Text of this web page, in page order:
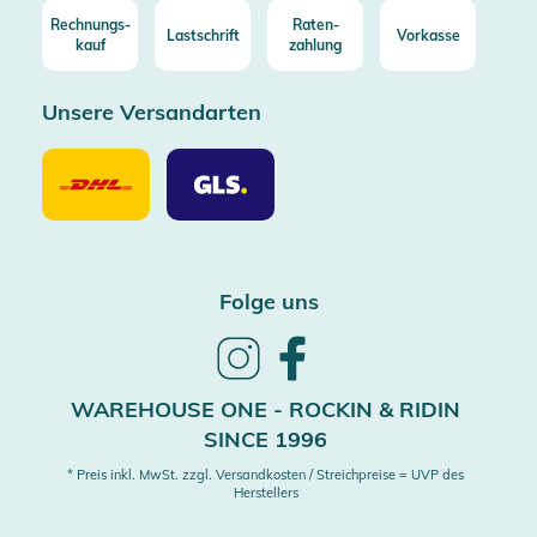
Rechnungs-
kauf
Lastschrift
Raten-
zahlung
Vorkasse
Unsere Versandarten
Unsere
Versandarten
DHL
Unsere
Versandarten
GLS
Folge uns
Follow
InstagramFacebook
WAREHOUSE ONE - ROCKIN & RIDIN
SINCE 1996
* Preis inkl. MwSt. zzgl. Versandkosten / Streichpreise = UVP des
Herstellers